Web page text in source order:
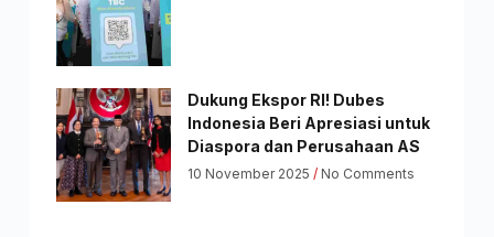
Dukung Ekspor RI! Dubes
Indonesia Beri Apresiasi untuk
Diaspora dan Perusahaan AS
10 November 2025 No Comments